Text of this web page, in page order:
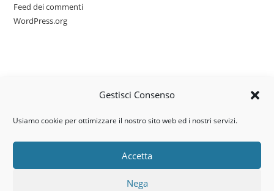
Gestisci Consenso
Usiamo cookie per ottimizzare il nostro sito web ed i nostri servizi.
Accetta
Nega
Feed dei commenti
WordPress.org
Via dell’artigianato, 14 – 31030